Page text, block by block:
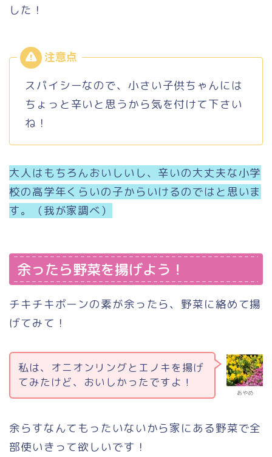
した！
スパイシーなので、小さい子供ちゃんには
ちょっと辛いと思うから気を付けて下さい
ね！
大人はもちろんおいしいし、辛いの大丈夫な小学
校の高学年くらいの子からいけるのではと思いま
す。（我が家調べ）
余ったら野菜を揚げよう！
チキチキボーンの素が余ったら、野菜に絡めて揚
げてみて！
あやめ
私は、オニオンリングとエノキを揚げ
てみたけど、おいしかったですよ！
余らすなんてもったいないから家にある野菜で全
部使いきって欲しいです！